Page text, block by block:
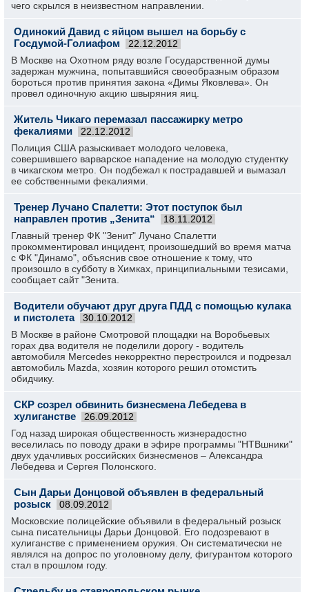
чего скрылся в неизвестном направлении.
Одинокий Давид с яйцом вышел на борьбу с
Госдумой-Голиафом
22.12.2012
В Москве на Охотном ряду возле Государственной думы
задержан мужчина, попытавшийся своеобразным образом
бороться против принятия закона «Димы Яковлева». Он
провел одиночную акцию швыряния яиц.
Житель Чикаго перемазал пассажирку метро
фекалиями
22.12.2012
Полиция США разыскивает молодого человека,
совершившего варварское нападение на молодую студентку
в чикагском метро. Он подбежал к пострадавшей и вымазал
ее собственными фекалиями.
Тренер Лучано Спалетти: Этот поступок был
направлен против „Зенита“
18.11.2012
Главный тренер ФК "Зенит" Лучано Спалетти
прокомментировал инцидент, произошедший во время матча
с ФК "Динамо", объяснив свое отношение к тому, что
произошло в субботу в Химках, принципиальными тезисами,
сообщает сайт "Зенита.
Водители обучают друг друга ПДД с помощью кулака
и пистолета
30.10.2012
В Москве в районе Смотровой площадки на Воробьевых
горах два водителя не поделили дорогу - водитель
автомобиля Mercedes некорректно перестроился и подрезал
автомобиль Mazda, хозяин которого решил отомстить
обидчику.
СКР созрел обвинить бизнесмена Лебедева в
хулиганстве
26.09.2012
Год назад широкая общественность жизнерадостно
веселилась по поводу драки в эфире программы "НТВшники"
двух удачливых российских бизнесменов – Александра
Лебедева и Сергея Полонского.
Сын Дарьи Донцовой объявлен в федеральный
розыск
08.09.2012
Московские полицейские объявили в федеральный розыск
сына писательницы Дарьи Донцовой. Его подозревают в
хулиганстве с применением оружия. Он систематически не
являлся на допрос по уголовному делу, фигурантом которого
стал в прошлом году.